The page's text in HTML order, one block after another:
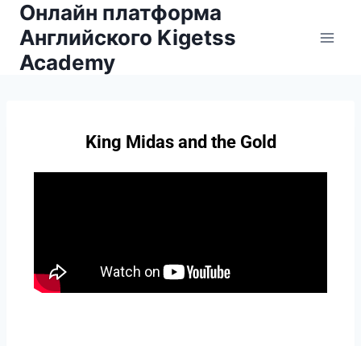
Онлайн платформа
Английского Kigetss
Academy
King Midas and the Gold